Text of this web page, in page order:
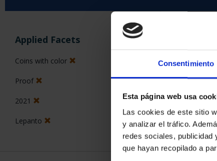
Consentimiento
Esta página web usa
Las cookies de este sitio
y analizar el tráfico.
redes sociales, publicidad
que hayan recopilado a
Applied Facets
Coins with color
Proof
2021
Lepanto